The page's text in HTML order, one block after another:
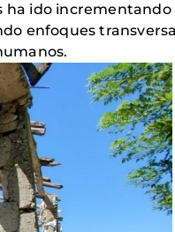
ha ido incrementando
enfoques